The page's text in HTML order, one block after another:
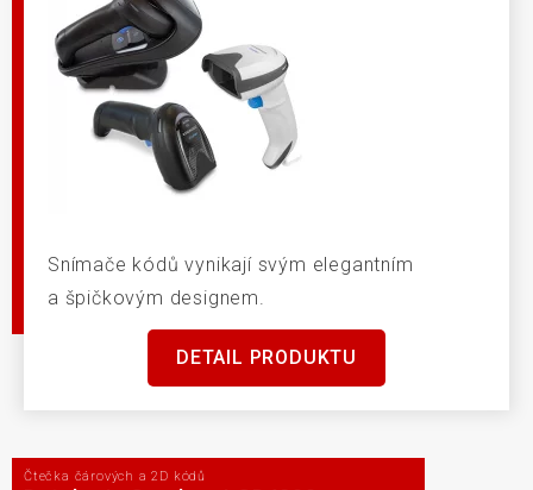
Snímače kódů vynikají svým elegantním
a špičkovým designem.
DETAIL PRODUKTU
Čtečka čárových a 2D kódů